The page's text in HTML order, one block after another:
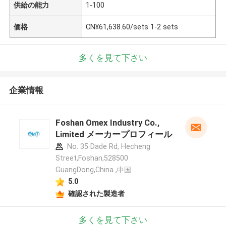
供給の能力 1-100
価格 CN¥61,638.60/sets 1-2 sets
多くを見て下さい
企業情報
Foshan Omex Industry Co.,
Limited メーカープロフィール
No. 35 Dade Rd, Hecheng
Street,Foshan,528500
GuangDong,China ,中国
5.0
確認された製造者
多くを見て下さい